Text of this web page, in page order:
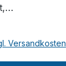
Versandkosten